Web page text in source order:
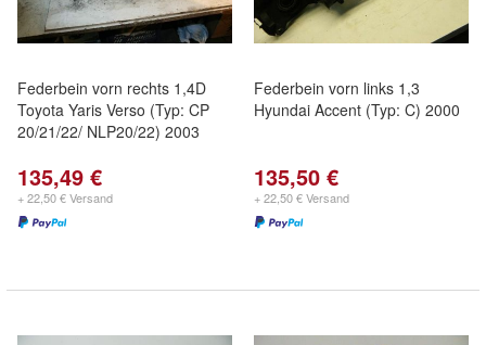
Federbein vorn rechts 1,4D
Toyota Yaris Verso (Typ: CP
20/21/22/ NLP20/22) 2003
135,49 €
+ 22,50 € Versand
Federbein vorn links 1,3
Hyundai Accent (Typ: C) 2000
135,50 €
+ 22,50 € Versand